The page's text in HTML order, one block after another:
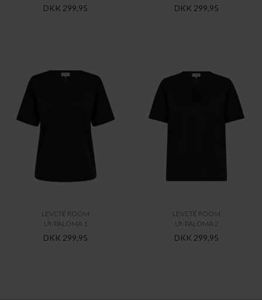
DKK 299,95 DKK 299,95
LEVETÉ ROOM
LR-PALOMA 1
DKK 299,95
LEVETÉ ROOM
LR-PALOMA 2
DKK 299,95